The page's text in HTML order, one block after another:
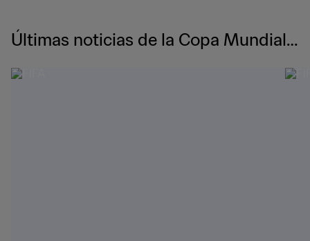
Últimas noticias de la Copa Mundial